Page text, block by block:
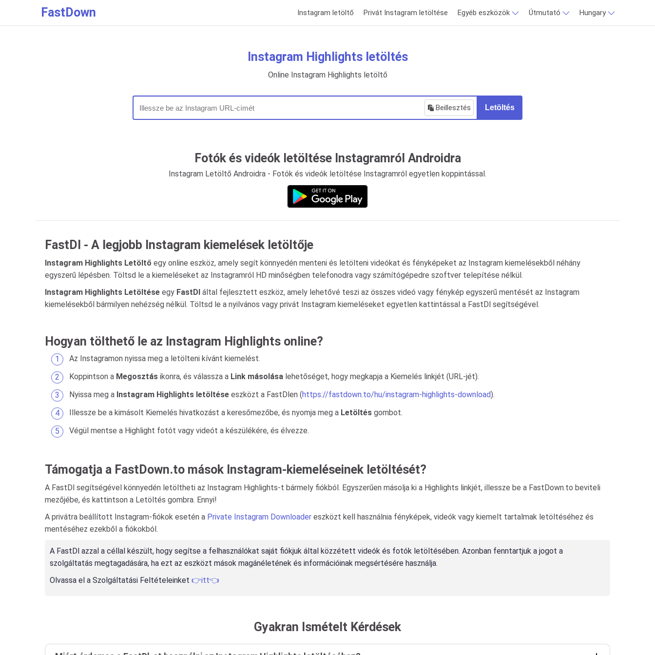
FastDown Instagram letöltő Privát Instagram letöltése Egyéb eszközök Útmutató Hungary
Instagram Highlights letöltés
Online Instagram Highlights letöltő
Beillesztés Letöltés
Fotók és videók letöltése Instagramról Androidra
Instagram Letöltő Androidra - Fotók és videók letöltése Instagramról egyetlen koppintással.
FastDl - A legjobb Instagram kiemelések letöltője
Instagram Highlights Letöltő egy online eszköz, amely segít könnyedén menteni és letölteni videókat és fényképeket az Instagram kiemelésekből néhány
egyszerű lépésben. Töltsd le a kiemeléseket az Instagramról HD minőségben telefonodra vagy számítógépedre szoftver telepítése nélkül.
Instagram Highlights Letöltése egy FastDl által fejlesztett eszköz, amely lehetővé teszi az összes videó vagy fénykép egyszerű mentését az Instagram
kiemelésekből bármilyen nehézség nélkül. Töltsd le a nyilvános vagy privát Instagram kiemeléseket egyetlen kattintással a FastDl segítségével.
Hogyan tölthető le az Instagram Highlights online?
Az Instagramon nyissa meg a letölteni kívánt kiemelést.
Koppintson a Megosztás ikonra, és válassza a Link másolása lehetőséget, hogy megkapja a Kiemelés linkjét (URL-jét).
Nyissa meg a Instagram Highlights letöltése eszközt a FastDlen (https://fastdown.to/hu/instagram-highlights-download).
Illessze be a kimásolt Kiemelés hivatkozást a keresőmezőbe, és nyomja meg a Letöltés gombot.
Végül mentse a Highlight fotót vagy videót a készülékére, és élvezze.
Támogatja a FastDown.to mások Instagram-kiemeléseinek letöltését?
A FastDl segítségével könnyedén letöltheti az Instagram Highlights-t bármely fiókból. Egyszerűen másolja ki a Highlights linkjét, illessze be a FastDown.to beviteli
mezőjébe, és kattintson a Letöltés gombra. Ennyi!
A privátra beállított Instagram-fiókok esetén a Private Instagram Downloader eszközt kell használnia fényképek, videók vagy kiemelt tartalmak letöltéséhez és
mentéséhez ezekből a fiókokból.
A FastDl azzal a céllal készült, hogy segítse a felhasználókat saját fiókjuk által közzétett videók és fotók letöltésében. Azonban fenntartjuk a jogot a
szolgáltatás megtagadására, ha ezt az eszközt mások magánéletének és információinak megsértésére használja.
Olvassa el a Szolgáltatási Feltételeinket 👉itt👈
Gyakran Ismételt Kérdések